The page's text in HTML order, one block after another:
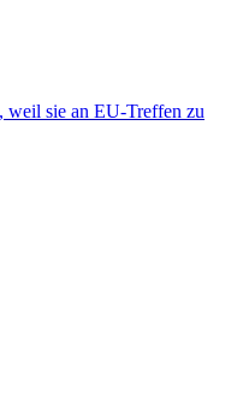
weil sie an EU-Treffen zu